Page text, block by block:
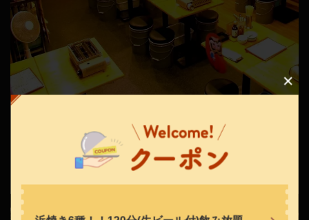
トホームな居酒屋です！昼飲みにもピッタリのアクセス抜群
の駅前アーケード内に店舗を構えております！ご友人同士や
会社帰りにもぴったり★ご宴会は最大50名様までOK！貸切も
この店舗情報をシェアする
福島県郡山市駅前２-6-20 駅前大学ビル 1F
https://sakanayadojokoriyama.owst.jp/
お店情報をコピー